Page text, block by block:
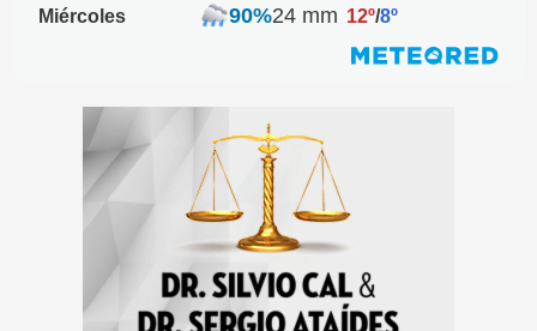
Miércoles
90%24 mm 12º/8º